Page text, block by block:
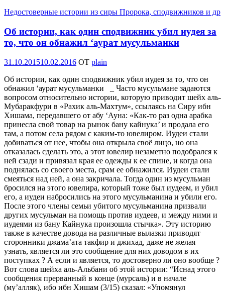
Недостоверные истории из сиры Пророка, сподвижников и др
Об истории, как один сподвижник убил иудея за
то, что он обнажил ‘аурат мусульманки
Опубликовано
31.10.201510.02.2016 OT plain
Об истории, как один сподвижник убил иудея за то, что он
обнажил ‘аурат мусульманки _ Часто мусульмане задаются
вопросом относительно истории, которую приводит шейх аль-
Мубаракфури в «Рахик аль-Махтум», ссылаясь на Сиру ибн
Хишама, передавшего от абу ‘Ауна: «Как-то раз одна арабка
принесла свой товар на рынок бану кайнука’ и продала его
там, а потом села рядом с каким-то ювелиром. Иудеи стали
добиваться от нее, чтобы она открыла своё лицо, но она
отказалась сделать это, а этот ювелир незаметно подобрался к
ней сзади и привязал края ее одежды к ее спине, и когда она
поднялась со своего места, срам ее обнажился. Иудеи стали
смеяться над ней, а она закричала. Тогда один из мусульман
бросился на этого ювелира, который тоже был иудеем, и убил
его, а иудеи набросились на этого мусульманина и убили его.
После этого члены семьи убитого мусульманина призвали
других мусульман на помощь против иудеев, и между ними и
иудеями из бану Кайнука произошла стычка». Эту историю
также в качестве довода на различные вылазки приводят
сторонники джама’ата такфир и джихад, даже не желая
узнать, является ли это сообщение для них доводом в их
поступках ? А если и является, то достоверно ли оно вообще ?
Вот слова шейха аль-Альбани об этой истории: “Иснад этого
сообщения прерванный в конце (мурсаль) и в начале
(му’алляк), ибо ибн Хишам (3/15) сказал: «Упомянул